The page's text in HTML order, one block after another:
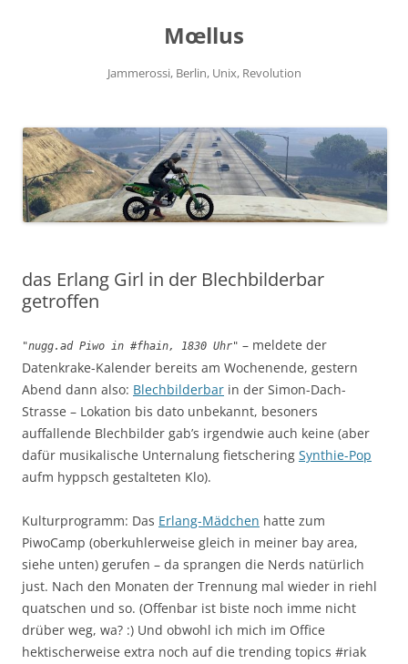
Mœllus
Jammerossi, Berlin, Unix, Revolution
das Erlang Girl in der Blechbilderbar
getroffen
"nugg.ad Piwo in #fhain, 1830 Uhr" – meldete der
Datenkrake-Kalender bereits am Wochenende, gestern
Abend dann also: Blechbilderbar in der Simon-Dach-
Strasse – Lokation bis dato unbekannt, besoners
auffallende Blechbilder gab’s irgendwie auch keine (aber
dafür musikalische Unternalung fietschering Synthie-Pop
aufm hyppsch gestalteten Klo).
Kulturprogramm: Das Erlang-Mädchen hatte zum
PiwoCamp (oberkuhlerweise gleich in meiner bay area,
siehe unten) gerufen – da sprangen die Nerds natürlich
just. Nach den Monaten der Trennung mal wieder in riehl
quatschen und so. (Offenbar ist biste noch imme nicht
drüber weg, wa? :) Und obwohl ich mich im Office
hektischerweise extra noch auf die trending topics #riak